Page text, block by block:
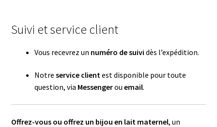
Suivi et service client
Vous recevrez un numéro de suivi dès l’expédition.
Notre service clientest disponible pour toute
question, via Messengerou email.
Offrez-vous ou offrez un bijou en lait maternel, un